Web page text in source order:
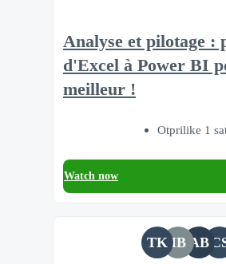
Analyse et pilotage :
d'Excel à Power BI
meilleur !
Otprilike 1
Watch now
TK IB AB